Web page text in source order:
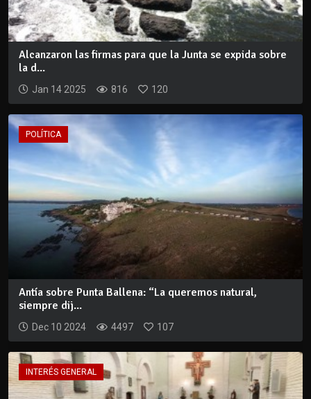
Alcanzaron las firmas para que la Junta se expida sobre
la d...
Jan 14 2025 816 120
POLÍTICA
Antía sobre Punta Ballena: “La queremos natural,
siempre dij...
Dec 10 2024 4497 107
INTERÉS GENERAL